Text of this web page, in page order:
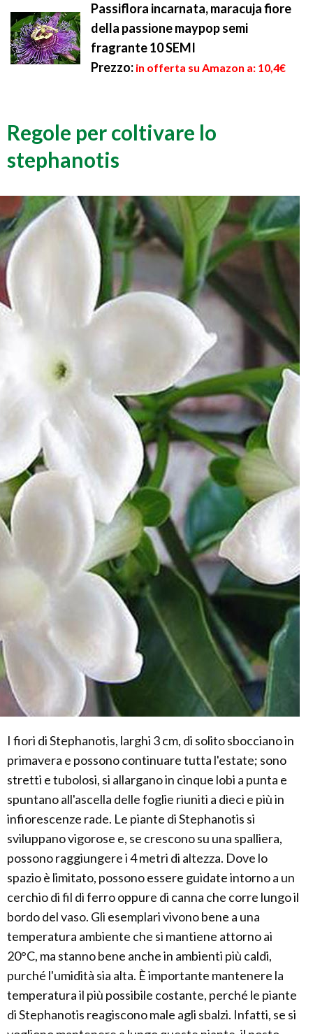
Passiflora incarnata, maracuja fiore
della passione maypop semi
fragrante 10 SEMI
Prezzo: in offerta su Amazon a: 10,4€
Regole per coltivare lo
stephanotis
I fiori di Stephanotis, larghi 3 cm, di solito sbocciano in
primavera e possono continuare tutta l'estate; sono
stretti e tubolosi, si allargano in cinque lobi a punta e
spuntano all'ascella delle foglie riuniti a dieci e più in
infiorescenze rade. Le piante di Stephanotis si
sviluppano vigorose e, se crescono su una spalliera,
possono raggiungere i 4 metri di altezza. Dove lo
spazio è limitato, possono essere guidate intorno a un
cerchio di fil di ferro oppure di canna che corre lungo il
bordo del vaso. Gli esemplari vivono bene a una
temperatura ambiente che si mantiene attorno ai
20°C, ma stanno bene anche in ambienti più caldi,
purché l'umidità sia alta. È importante mantenere la
temperatura il più possibile costante, perché le piante
di Stephanotis reagiscono male agli sbalzi. Infatti, se si